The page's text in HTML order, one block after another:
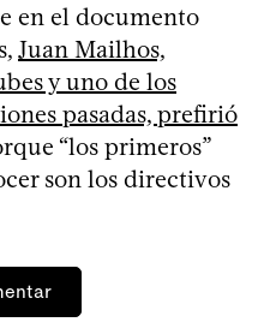
en el documento
Juan Mailhos,
y uno de los
pasadas, prefirió
“los primeros”
son los directivos